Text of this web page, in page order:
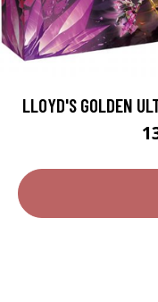
LLOYD'S GOLDEN